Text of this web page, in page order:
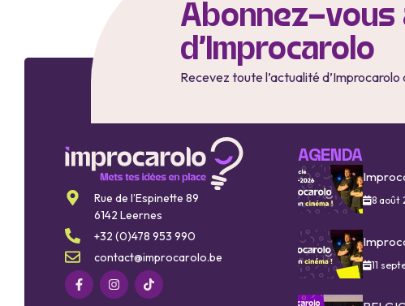
Abonnez-vous
d'Improcarolo
Recevez toute l’actualité
Rue de l’Espinette 89
6142 Leernes
+32 (0)478 953 990
contact@improcarolo.be
AGENDA
8 août
11